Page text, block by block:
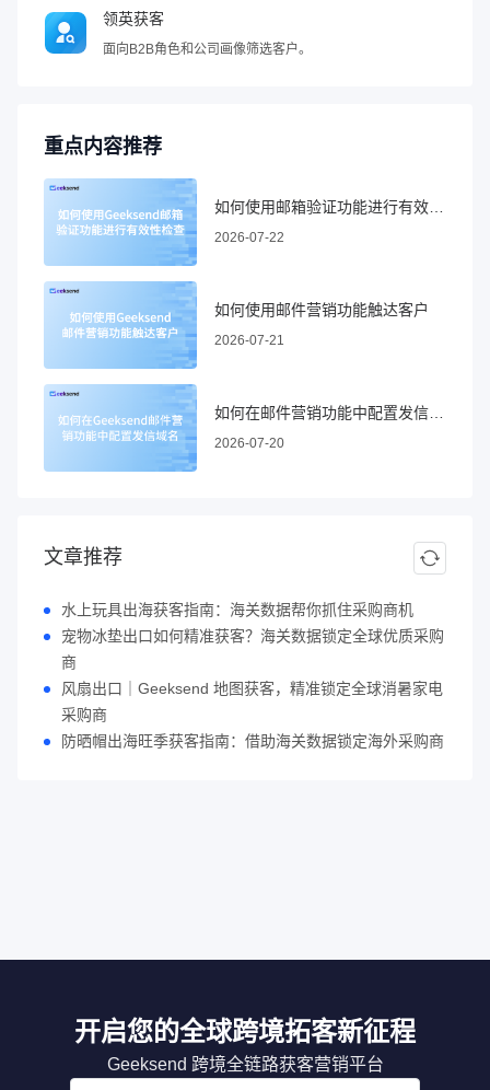
领英获客
面向B2B角色和公司画像筛选客户。
重点内容推荐
如何使用邮箱验证功能进行有效性检查
2026-07-22
如何使用邮件营销功能触达客户
2026-07-21
如何在邮件营销功能中配置发信域名
2026-07-20
文章推荐
水上玩具出海获客指南：海关数据帮你抓住采购商机
宠物冰垫出口如何精准获客？海关数据锁定全球优质采购
商
风扇出口｜Geeksend 地图获客，精准锁定全球消暑家电
采购商
防晒帽出海旺季获客指南：借助海关数据锁定海外采购商
开启您的全球跨境拓客新征程
Geeksend 跨境全链路获客营销平台